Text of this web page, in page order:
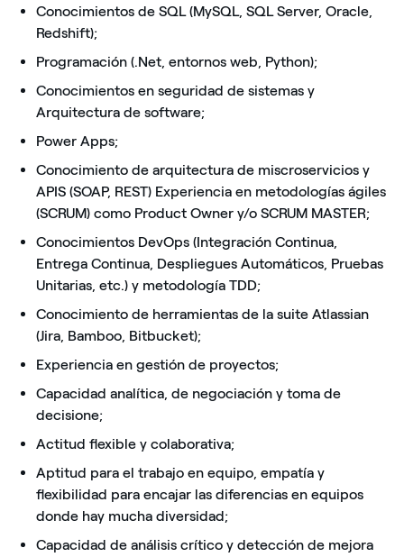
Conocimientos de SQL (MySQL, SQL Server, Oracle,
Redshift);
Programación (.Net, entornos web, Python);
Conocimientos en seguridad de sistemas y
Arquitectura de software;
Power Apps;
Conocimiento de arquitectura de miscroservicios y
APIS (SOAP, REST) Experiencia en metodologías ágiles
(SCRUM) como Product Owner y/o SCRUM MASTER;
Conocimientos DevOps (Integración Continua,
Entrega Continua, Despliegues Automáticos, Pruebas
Unitarias, etc.) y metodología TDD;
Conocimiento de herramientas de la suite Atlassian
(Jira, Bamboo, Bitbucket);
Experiencia en gestión de proyectos;
Capacidad analítica, de negociación y toma de
decisione;
Actitud flexible y colaborativa;
Aptitud para el trabajo en equipo, empatía y
flexibilidad para encajar las diferencias en equipos
donde hay mucha diversidad;
Capacidad de análisis crítico y detección de mejora